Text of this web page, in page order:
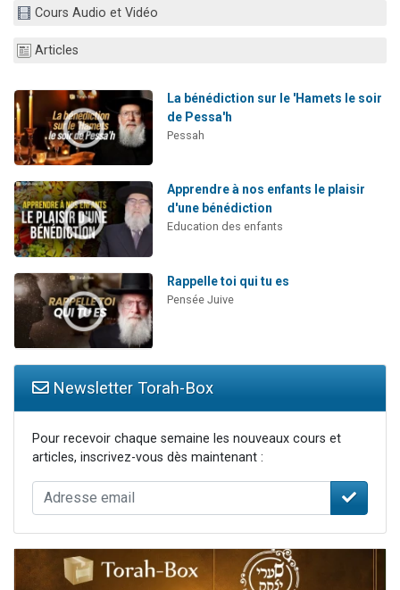
12 nouvelles musiques dans Torah-Box Music
Cours Audio et Vidéo
Articles
La bénédiction sur le 'Hamets le soir
de Pessa'h
Pessah
Apprendre à nos enfants le plaisir
d'une bénédiction
Education des enfants
Rappelle toi qui tu es
Pensée Juive
Newsletter Torah-Box
Pour recevoir chaque semaine les nouveaux cours et
articles, inscrivez-vous dès maintenant :